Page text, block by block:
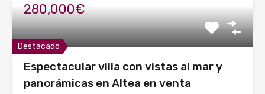
280,000€
Destacado
Espectacular villa con vistas al mar y
panorámicas en Altea en venta